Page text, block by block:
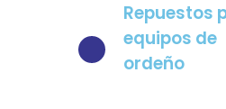
Repuestos
equipos de
ordeño